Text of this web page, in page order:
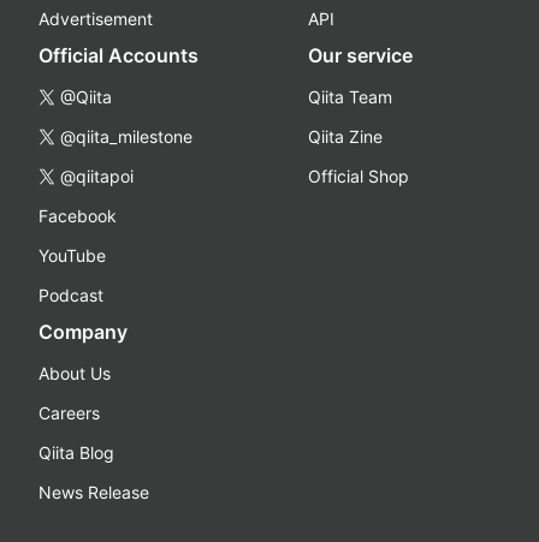
Advertisement
API
Official Accounts
@Qiita
@qiita_milestone
@qiitapoi
Facebook
YouTube
Podcast
Our service
Qiita Team
Qiita Zine
Official Shop
Company
About Us
Careers
Qiita Blog
News Release